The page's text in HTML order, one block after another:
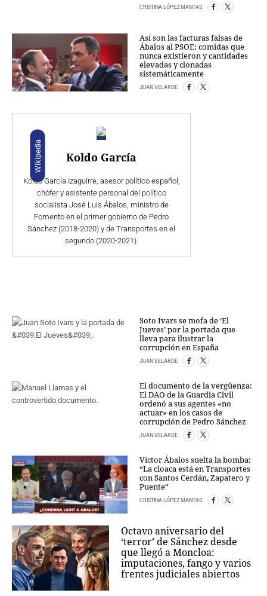
CRISTINA LÓPEZ MANTAS
Así son las facturas falsas de
Ábalos al PSOE: comidas que
nunca existieron y cantidades
elevadas y clonadas
sistemáticamente
JUAN VELARDE
Wikipedia Koldo García
Koldo García Izaguirre,​ asesor político español,
chófer y asistente personal del político
socialista José Luis Ábalos, ministro de
Fomento en el primer gobierno de Pedro
Sánchez (2018-2020) y de Transportes en el
segundo (2020-2021).
Soto Ivars se mofa de ‘El
Jueves’ por la portada que
lleva para ilustrar la
corrupción en España
JUAN VELARDE
El documento de la vergüenza:
El DAO de la Guardia Civil
ordenó a sus agentes «no
actuar» en los casos de
corrupción de Pedro Sánchez
JUAN VELARDE
Víctor Ábalos suelta la bomba:
“La cloaca está en Transportes
con Santos Cerdán, Zapatero y
Puente”
CRISTINA LÓPEZ MANTAS
Octavo aniversario del
‘terror’ de Sánchez desde
que llegó a Moncloa:
imputaciones, fango y varios
frentes judiciales abiertos